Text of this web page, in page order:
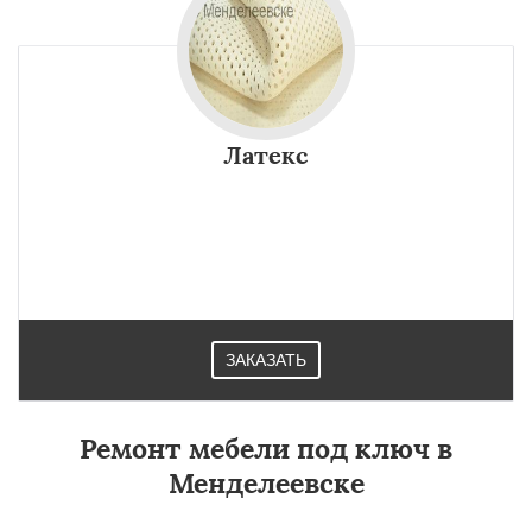
Латекс
ЗАКАЗАТЬ
Ремонт мебели под ключ в
Менделеевске